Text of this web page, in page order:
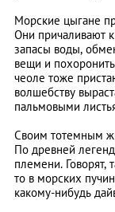
Морские цыгане
Они причаливают
запасы воды,
вещи и
чеоле тоже
волшебству
пальмовыми
Своим тотемным
По древней
племени. Говорят,
то в морских
какому-нибудь